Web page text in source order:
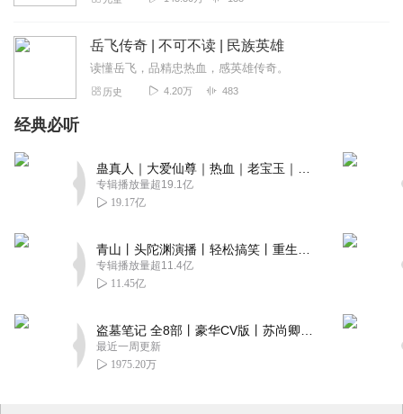
岳飞传奇 | 不可不读 | 民族英雄
读懂岳飞，品精忠热血，感英雄传奇。
历史 4.20万 483
经典必听
专辑播放量超19.1亿
19.17亿
专辑播放量超11.4亿
11.45亿
最近一周更新
1975.20万